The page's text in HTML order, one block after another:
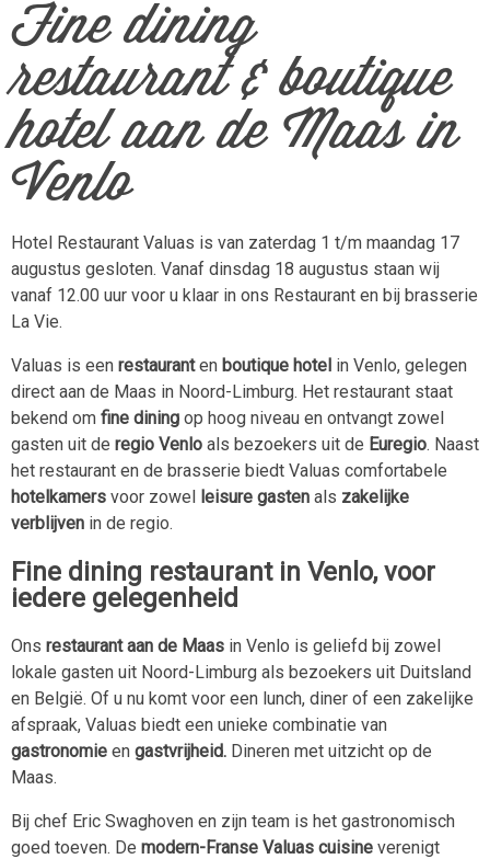
Fine dining
restaurant & boutique
hotel aan de Maas in
Venlo
Hotel Restaurant Valuas is van zaterdag 1 t/m maandag 17
augustus gesloten. Vanaf dinsdag 18 augustus staan wij
vanaf 12.00 uur voor u klaar in ons Restaurant en bij brasserie
La Vie.
Valuas is een restauranten boutique hotel in Venlo, gelegen
direct aan de Maas in Noord-Limburg. Het restaurant staat
bekend om fine dining op hoog niveau en ontvangt zowel
gasten uit de regio Venlo als bezoekers uit de Euregio. Naast
het restaurant en de brasserie biedt Valuas comfortabele
hotelkamers voor zowel leisure gasten als zakelijke
verblijven in de regio.
Fine dining restaurant in Venlo, voor
iedere gelegenheid
Ons restaurant aan de Maas in Venlo is geliefd bij zowel
lokale gasten uit Noord-Limburg als bezoekers uit Duitsland
en België. Of u nu komt voor een lunch, diner of een zakelijke
afspraak, Valuas biedt een unieke combinatie van
gastronomie en gastvrijheid. Dineren met uitzicht op de
Maas.
Bij chef Eric Swaghoven en zijn team is het gastronomisch
goed toeven. De modern-Franse Valuas cuisine verenigt